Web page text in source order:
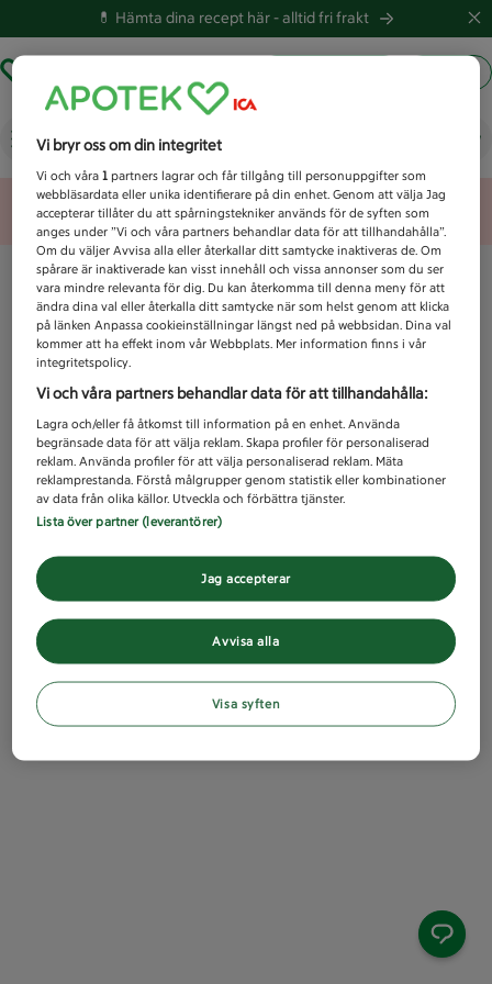
💊 Hämta dina recept här -alltid fri frakt
Vad letar du efter idag?
Unknown error
Vi bryr oss om din integritet
Vi och våra1 partners lagrar och får tillgång till personuppgifter som
webbläsardata eller unika identifierare på din enhet. Genom att välja Jag
accepterar tillåter du att spårningstekniker används för de syften som
anges under ”Vi och våra partners behandlar data för att tillhandahålla”.
Om du väljer Avvisa alla eller återkallar ditt samtycke inaktiveras de. Om
spårare är inaktiverade kan visst innehåll och vissa annonser som du ser
vara mindre relevanta för dig. Du kan återkomma till denna meny för att
ändra dina val eller återkalla ditt samtycke när som helst genom att klicka
på länken Anpassa cookieinställningar längst ned på webbsidan. Dina val
kommer att ha effekt inom vår Webbplats. Mer information finns i vår
integritetspolicy.
Vi och våra partners behandlar data för att tillhandahålla:
Lagra och/eller få åtkomst till information på en enhet. Använda
begränsade data för att välja reklam. Skapa profiler för personaliserad
reklam. Använda profiler för att välja personaliserad reklam. Mäta
reklamprestanda. Förstå målgrupper genom statistik eller kombinationer
av data från olika källor. Utveckla och förbättra tjänster.
Lista över partner (leverantörer)
Avvisa alla
Jag accepterar
Visa syften